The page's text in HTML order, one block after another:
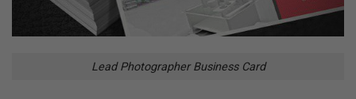
Lead Photographer Business Card